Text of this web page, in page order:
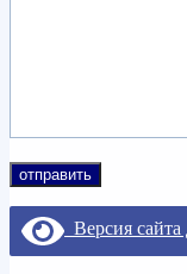
Версия